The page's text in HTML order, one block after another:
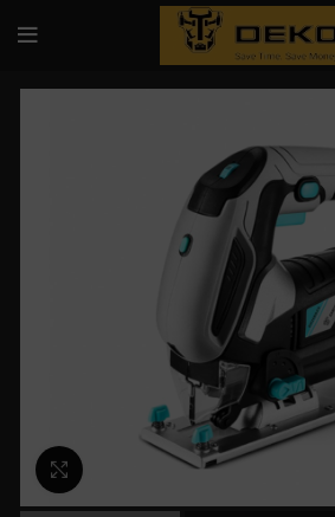
Κλικ για μεγέθυνση